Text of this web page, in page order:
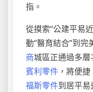
指。
從摸索“公建平易
動“醫育結合”到完
商城區正通過多層
賓利零件 ，將便
福斯零件到居平